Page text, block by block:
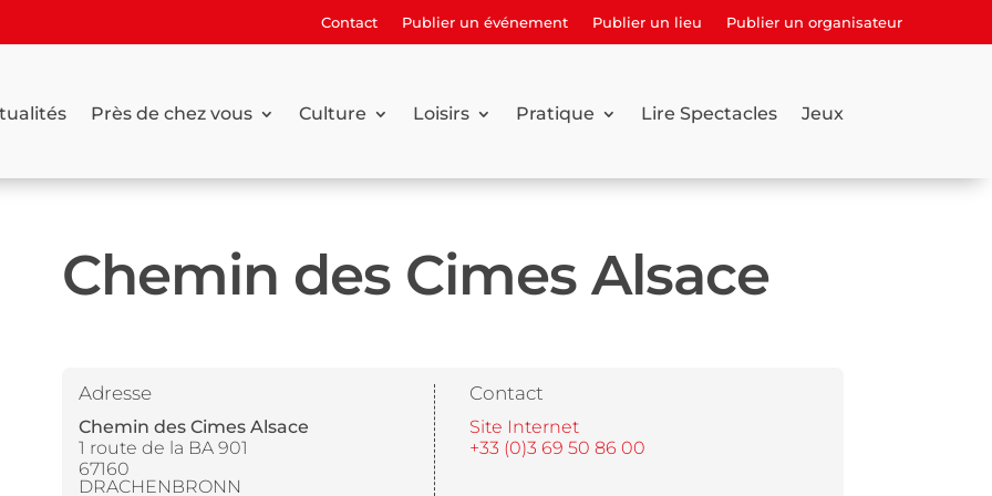
Contact Publier un événement Publier un lieu Publier un organisateur
Près de chez vous Culture Loisirs Pratique Lire Spectacles Jeux
Chemin des Cimes Alsace
Adresse
Chemin des Cimes Alsace
1 route de la BA 901
67160
DRACHENBRONN
Contact
Site Internet
+33 (0)3 69 50 86 00